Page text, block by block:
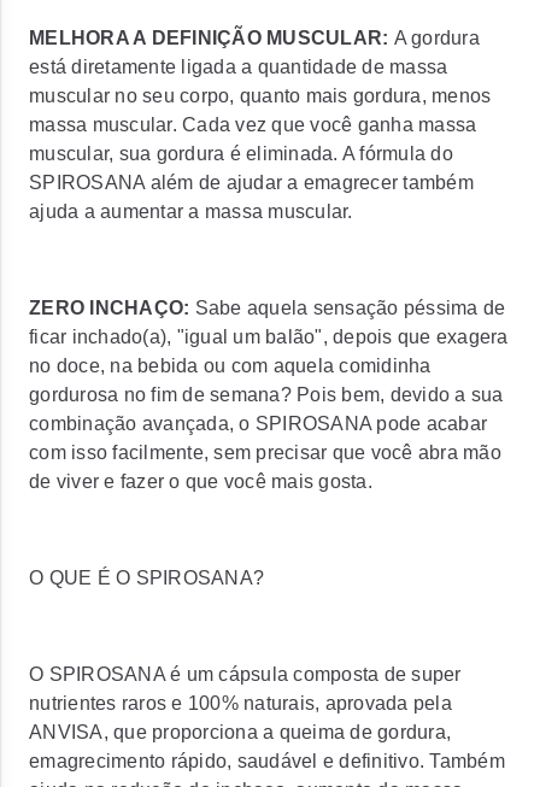
MELHORA A DEFINIÇÃO MUSCULAR: A gordura
está diretamente ligada a quantidade de massa
muscular no seu corpo, quanto mais gordura, menos
massa muscular. Cada vez que você ganha massa
muscular, sua gordura é eliminada. A fórmula do
SPIROSANA além de ajudar a emagrecer também
ajuda a aumentar a massa muscular.
ZERO INCHAÇO: Sabe aquela sensação péssima de
ficar inchado(a), "igual um balão", depois que exagera
no doce, na bebida ou com aquela comidinha
gordurosa no fim de semana? Pois bem, devido a sua
combinação avançada, o SPIROSANA pode acabar
com isso facilmente, sem precisar que você abra mão
de viver e fazer o que você mais gosta.
O QUE É O SPIROSANA?
O SPIROSANA é um cápsula composta de super
nutrientes raros e 100% naturais, aprovada pela
ANVISA, que proporciona a queima de gordura,
emagrecimento rápido, saudável e definitivo. Também